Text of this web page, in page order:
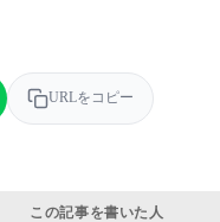
URLをコピー
この記事を書いた人